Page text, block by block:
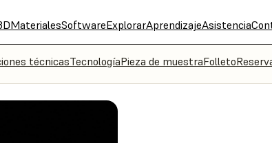
MaterialesSoftwareExplorarAprendizajeAsistencia
técnicasTecnologíaPieza de muestraFolleto